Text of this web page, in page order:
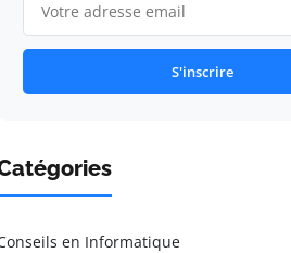
S'inscrire
en Informatique